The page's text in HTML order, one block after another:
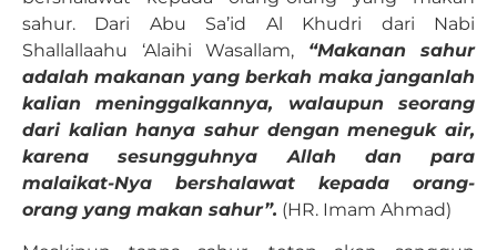
sahur. Dari Abu Sa’id Al Khudri dari Nabi
Shallallaahu ‘Alaihi Wasallam, “Makanan sahur
adalah makanan yang berkah maka janganlah
kalian meninggalkannya, walaupun seorang
dari kalian hanya sahur dengan meneguk air,
karena sesungguhnya Allah dan para
malaikat-Nya bershalawat kepada orang-
orang yang makan sahur”. (HR. Imam Ahmad)